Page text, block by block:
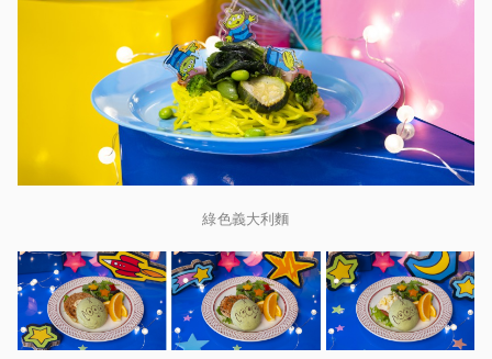
綠色義大利麵